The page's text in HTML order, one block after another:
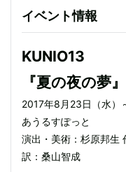
イベント情報
KUNIO13
『夏の夜の夢』
2017年8月23日（水
あうるすぽっと
演出・美術：杉原邦生
訳：桑山智成